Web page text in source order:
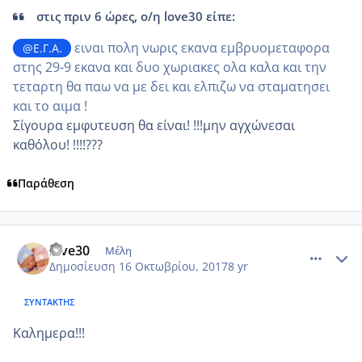
στις πριν 6 ώρες, ο/η love30 είπε:
@Ε.Γ.Α.
ειναι πολη νωρις εκανα εμβρυομεταφορα
στης 29-9 εκανα και δυο χωριακες ολα καλα και την
τεταρτη θα παω να με δει και ελπιζω να σταματησει
και το αιμα !
Σίγουρα εμφυτευση θα είναι! !!!μην αγχώνεσαι
καθόλου! !!!!???
Παράθεση
love30 Μέλη
Δημοσίευση 16 Οκτωβρίου, 20178 yr
ΣΥΝΤΆΚΤΗΣ
Καλημερα!!!